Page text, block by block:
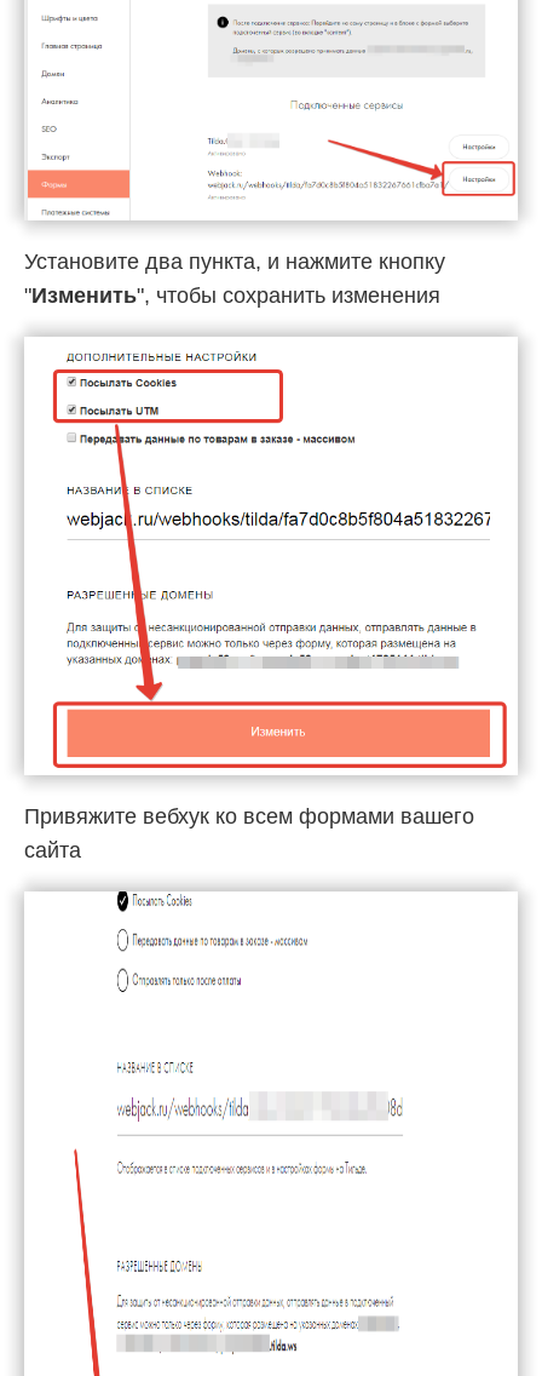
Установите два пункта, и нажмите кнопку
"Изменить", чтобы сохранить изменения
Привяжите вебхук ко всем формами вашего
сайта